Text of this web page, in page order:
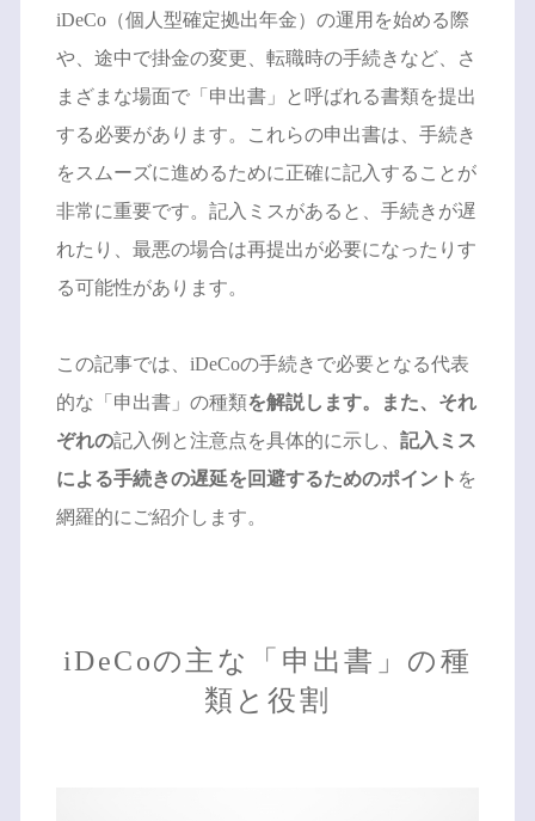
iDeCo（個人型確定拠出年金）の運用を始める際
や、途中で掛金の変更、転職時の手続きなど、さ
まざまな場面で「申出書」と呼ばれる書類を提出
する必要があります。これらの申出書は、手続き
をスムーズに進めるために正確に記入することが
非常に重要です。記入ミスがあると、手続きが遅
れたり、最悪の場合は再提出が必要になったりす
る可能性があります。
この記事では、iDeCoの手続きで必要となる代表
的な「申出書」の種類を解説します。また、それ
ぞれの記入例と注意点を具体的に示し、 記入ミス
による手続きの遅延を回避するためのポイント を
網羅的にご紹介します。
iDeCoの主な「申出書」の種
類と役割